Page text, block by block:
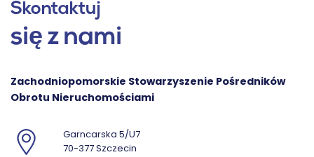
Skontaktuj
się z nami
Zachodniopomorskie Stowarzyszenie Pośredników
Obrotu Nieruchomościami
Garncarska 5/U7
70-377 Szczecin